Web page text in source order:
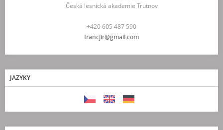
Česká lesnická akademie Trutnov
+420 605 487 590
francjir@gmail.com
JAZYKY